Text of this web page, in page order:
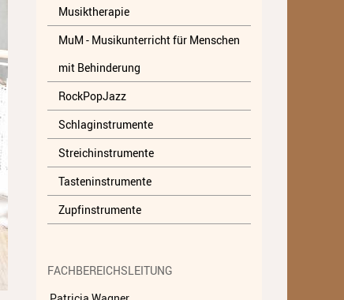
Musiktheorie
MuM - Musikunterricht für
Menschen mit Behinderung
RockPopJazz
Schlaginstrumente
Streichinstrumente
Tasteninstrumente
Musiktherapie
MuM - Musikunterricht für Menschen
mit Behinderung
RockPopJazz
Schlaginstrumente
Streichinstrumente
Tasteninstrumente
Zupfinstrumente
FACHBEREICHSLEITUNG